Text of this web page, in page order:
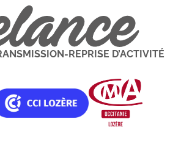
REPRISE D’ACTIVITÉ